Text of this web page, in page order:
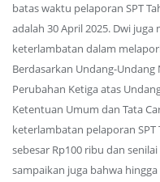
batas waktu pelaporan SPT
adalah 30 April 2025. Dwi
keterlambatan dalam
Berdasarkan Undang-
Perubahan Ketiga atas
Ketentuan Umum dan Tata
keterlambatan pelaporan
sebesar Rp100 ribu dan
sampaikan juga bahwa hingga